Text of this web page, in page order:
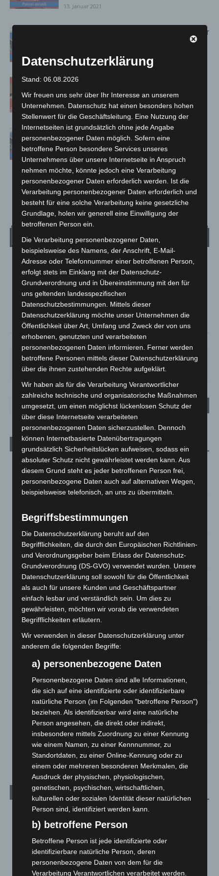
13. Januar 2021
Zeugenaufruf: Betrunkener Autofahrer
13. Januar 2021
Zimmerbrand in Mittelfeld
13. Januar 2021
Messeschnellweg: Zwei Verletzte bei
Verkehrsunfall
12. Januar 2021
187 188 189
Wetter
LANGENHAGEN
Überwiegend Bewölkt
19.6°
19°
78% 0.5m/s
DO.
29°
FR.
24°
SA.
27°
SO.
31°
MO.
Aktuelle Beiträge
Region Hannover: 21 neue Notfallsanitäter starten beim
Roten Kreuz
5. August 2026
Zeugen
5. August 2026
Celle: Mensch stirbt bei Bagger-Unfall auf Baustelle
5. August 2026
Gasleitung bei McDonald’s-Umbau in Langenhagen
beschädigt
5. August 2026
Anklage nach Abschaltung von „Archetyp Market“ erhoben
Hannover: Polizei stoppt 166 Trunkenheitsfahrten bei
Großkontrolle
2. August 2026
Hannover Klassik Open Air 2026: Französische Oper im
Maschpark
2. August 2026
Schwarz Digits und Zscaler starten souveräne Cloud-
Sicherheitsplattform für Europa
2. August 2026
Kategorien
Blaulicht
Corona-News
Hannover und Region
Langenhagen und Ortsteile
Leserbriefe
Datenschutzerklärung
Stand: 06.08.2026
Wir freuen uns sehr über Ihr Interesse an unserem
Unternehmen. Datenschutz hat einen besonders hohen
Stellenwert für die Geschäftsleitung. Eine Nutzung der
Internetseiten ist grundsätzlich ohne jede Angabe
personenbezogener Daten möglich. Sofern eine
betroffene Person besondere Services unseres
Unternehmens über unsere Internetseite in Anspruch
nehmen möchte, könnte jedoch eine Verarbeitung
personenbezogener Daten erforderlich werden. Ist die
Verarbeitung personenbezogener Daten erforderlich und
besteht für eine solche Verarbeitung keine gesetzliche
Grundlage, holen wir generell eine Einwilligung der
betroffenen Person ein.
Die Verarbeitung personenbezogener Daten,
beispielsweise des Namens, der Anschrift, E-Mail-
Adresse oder Telefonnummer einer betroffenen Person,
erfolgt stets im Einklang mit der Datenschutz-
Grundverordnung und in Übereinstimmung mit den für
uns geltenden landesspezifischen
Datenschutzbestimmungen. Mittels dieser
Datenschutzerklärung möchte unser Unternehmen die
Öffentlichkeit über Art, Umfang und Zweck der von uns
erhobenen, genutzten und verarbeiteten
personenbezogenen Daten informieren. Ferner werden
betroffene Personen mittels dieser Datenschutzerklärung
über die ihnen zustehenden Rechte aufgeklärt.
Wir haben als für die Verarbeitung Verantwortlicher
zahlreiche technische und organisatorische Maßnahmen
umgesetzt, um einen möglichst lückenlosen Schutz der
über diese Internetseite verarbeiteten
personenbezogenen Daten sicherzustellen. Dennoch
können Internetbasierte Datenübertragungen
grundsätzlich Sicherheitslücken aufweisen, sodass ein
absoluter Schutz nicht gewährleistet werden kann. Aus
diesem Grund steht es jeder betroffenen Person frei,
personenbezogene Daten auch auf alternativen Wegen,
beispielsweise telefonisch, an uns zu übermitteln.
Begriffsbestimmungen
Die Datenschutzerklärung beruht auf den
Begrifflichkeiten, die durch den Europäischen Richtlinien-
und Verordnungsgeber beim Erlass der Datenschutz-
Grundverordnung (DS-GVO) verwendet wurden. Unsere
Datenschutzerklärung soll sowohl für die Öffentlichkeit
als auch für unsere Kunden und Geschäftspartner
einfach lesbar und verständlich sein. Um dies zu
gewährleisten, möchten wir vorab die verwendeten
Begrifflichkeiten erläutern.
Wir verwenden in dieser Datenschutzerklärung unter
anderem die folgenden Begriffe:
a) personenbezogene Daten
Personenbezogene Daten sind alle Informationen,
die sich auf eine identifizierte oder identifizierbare
natürliche Person (im Folgenden "betroffene Person")
beziehen. Als identifizierbar wird eine natürliche
Person angesehen, die direkt oder indirekt,
insbesondere mittels Zuordnung zu einer Kennung
wie einem Namen, zu einer Kennnummer, zu
Standortdaten, zu einer Online-Kennung oder zu
einem oder mehreren besonderen Merkmalen, die
Ausdruck der physischen, physiologischen,
genetischen, psychischen, wirtschaftlichen,
kulturellen oder sozialen Identität dieser natürlichen
Person sind, identifiziert werden kann.
b) betroffene Person
Betroffene Person ist jede identifizierte oder
identifizierbare natürliche Person, deren
personenbezogene Daten von dem für die
Verarbeitung Verantwortlichen verarbeitet werden.